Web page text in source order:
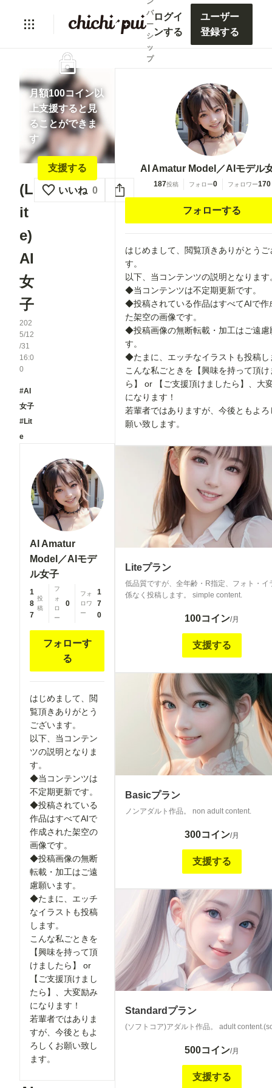
バ
ー
シ
ッ
プ
ログイ
ンする
ユーザー
登録する
lock
月額100コイン以
上支援すると見
ることができま
す
支援する
(L
it
e)
AI
女
子
202
5/12
/31
16:0
0
#AI
女子
#Lit
e
いいね 0
AI Amatur
Model／AIモデ
ル女子
1
8
7
投
稿
フ
ォ
ロ
ー
0
フォ
ロワ
ー
1
7
0
フォローす
る
はじめまして、閲
覧頂きありがとう
ございます。
以下、当コンテン
ツの説明となりま
す。
◆当コンテンツは
不定期更新です。
◆投稿されている
作品はすべてAIで
作成された架空の
画像です。
◆投稿画像の無断
転載・加工はご遠
慮願います。
◆たまに、エッチ
なイラストも投稿
します。
こんな私ごときを
【興味を持って頂
けましたら】 or
【ご支援頂けまし
たら】、大変励み
になります！
若輩者ではありま
すが、今後ともよ
ろしくお願い致し
ます。
AI Amatur Model／AIモデル
187投稿 フォロー0 フォロワー170
フォローする
はじめまして、閲覧頂きありがとうご
す。
以下、当コンテンツの説明となります
◆当コンテンツは不定期更新です。
◆投稿されている作品はすべてAIで作
た架空の画像です。
◆投稿画像の無断転載・加工はご遠慮
す。
◆たまに、エッチなイラストも投稿し
こんな私ごときを【興味を持って頂け
ら】 or 【ご支援頂けましたら】、大
になります！
若輩者ではありますが、今後ともよろ
願い致します。
Liteプラン
低品質ですが、全年齢・R指定、フォト・イ
係なく投稿します。 simple content.
100コイン/月
支援する
Basicプラン
ノンアダルト作品。 non adult content.
300コイン/月
支援する
Standardプラン
(ソフトコア)アダルト作品。 adult
500コイン/月
支援する